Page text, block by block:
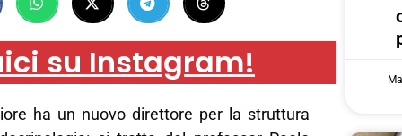
su Instagram!
ha un nuovo direttore per la struttura